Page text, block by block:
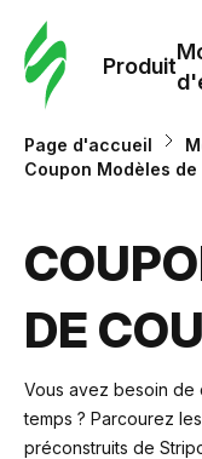
Produit
Page d'accueil
Coupon Modèles
DE
Vous avez besoin de
temps ? Parcourez
préconstruits de